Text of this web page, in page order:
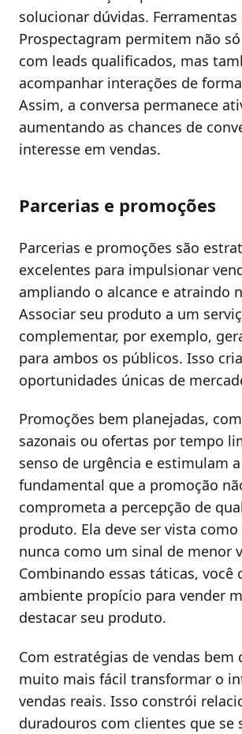
solucionar dúvidas. Ferramentas
Prospectagram permitem não
com leads qualificados, mas
acompanhar interações de
Assim, a conversa permanece
aumentando as chances de
interesse em vendas.
Parcerias e promoções
Parcerias e promoções são
excelentes para impulsionar
ampliando o alcance e atraindo
Associar seu produto a um
complementar, por exemplo,
para ambos os públicos. Isso cria
oportunidades únicas de
Promoções bem planejadas,
sazonais ou ofertas por tempo
senso de urgência e estimulam
fundamental que a promoção
comprometa a percepção de
produto. Ela deve ser vista
nunca como um sinal de menor
Combinando essas táticas, você
ambiente propício para vender
destacar seu produto.
Com estratégias de vendas bem
muito mais fácil transformar o
vendas reais. Isso constrói
duradouros com clientes que se